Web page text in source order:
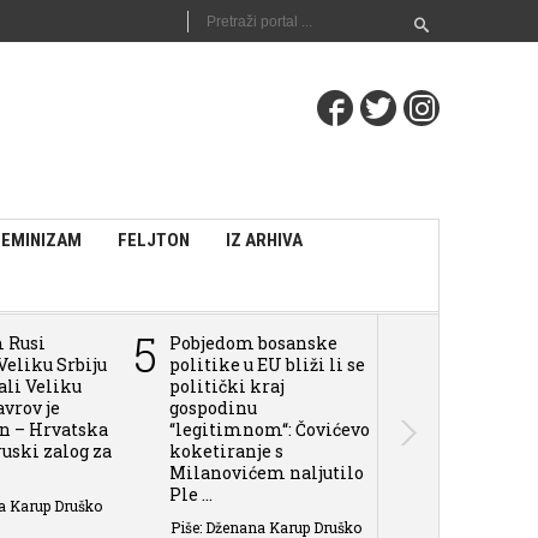
FELJTON IZ ARHIVA
Rusi
Srbiju
Veliku
je
– Hrvatska
zalog za
Karup Druško
5
Pobjedom bosanske
politike u EU bliži li se
politički kraj
gospodinu
“legitimnom“: Čovićevo
koketiranje s
Milanovićem naljutilo
Ple ...
Piše: Dženana Karup Druško